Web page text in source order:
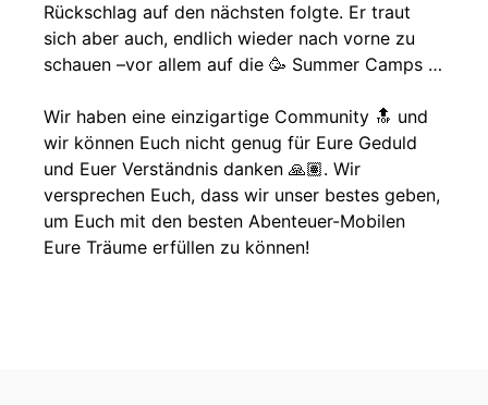
Rückschlag auf den nächsten folgte. Er traut
sich aber auch, endlich wieder nach vorne zu
schauen –vor allem auf die 🥳 Summer Camps …
Wir haben eine einzigartige Community 🔝 und
wir können Euch nicht genug für Eure Geduld
und Euer Verständnis danken 🙏🏽. Wir
versprechen Euch, dass wir unser bestes geben,
um Euch mit den besten Abenteuer-Mobilen
Eure Träume erfüllen zu können!